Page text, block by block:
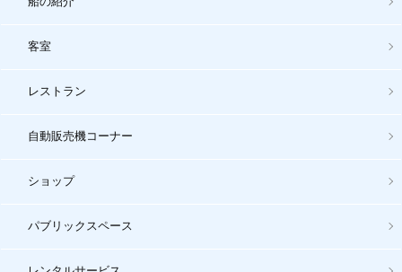
客室
レストラン
自動販売機コーナー
ショップ
パブリックスペース